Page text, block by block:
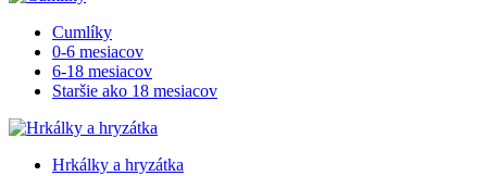
Cumlíky
0-6 mesiacov
6-18 mesiacov
Staršie ako 18 mesiacov
Hrkálky a hryzátka